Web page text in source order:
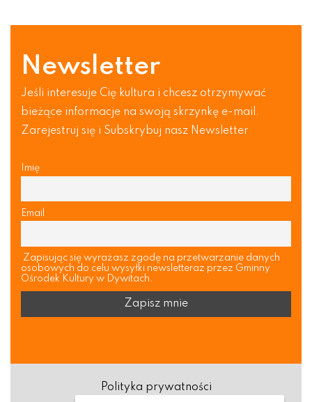
Newsletter
Jeśli interesuje Cię kultura i chcesz otrzymywać
bieżące informacje na swoją skrzynkę e-mail.
Zarejestruj się i Subskrybuj nasz Newsletter
Imię
Email
Zapisując się wyrażasz zgodę na przetwarzanie danych
osobowych do celu wysyłki newsletteraz przez Gminny
Ośrodek Kultury w Dywitach.
Polityka prywatności